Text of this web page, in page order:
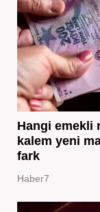
Hangi emekli
kalem yeni
fark
Haber7